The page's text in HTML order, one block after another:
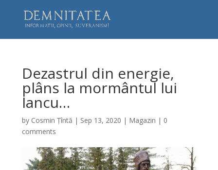
Dezastrul din energie,
plâns la mormântul lui
Iancu…
by Cosmin Țîntă | Sep 13, 2020 | Magazin | 0
comments